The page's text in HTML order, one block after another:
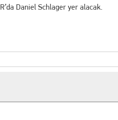
Daniel Schlager yer alacak.